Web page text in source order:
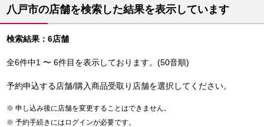
八戸市の店舗を検索した結果を表示しています
検索結果：6店舗
全6件中1 〜 6件目を表示しております。(50音順)
予約申込する店舗/購入商品受取り店舗を選択してください。
申し込み後に店舗を変更することはできません。
予約手続きにはログインが必要です。